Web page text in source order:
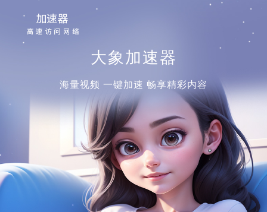
大象加速器
海量视频 一键加速 畅享精彩内容